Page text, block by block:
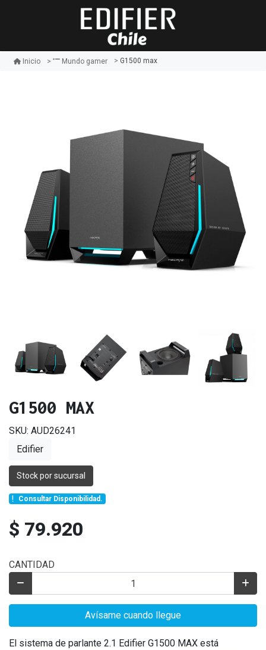
Inicio Mundo gamer G1500 max
G1500 MAX
SKU: AUD26241
Edifier
Stock por sucursal
Consultar Disponibilidad.
$ 79.920
CANTIDAD
Avísame cuando llegue
El sistema de parlante 2.1 Edifier G1500 MAX está